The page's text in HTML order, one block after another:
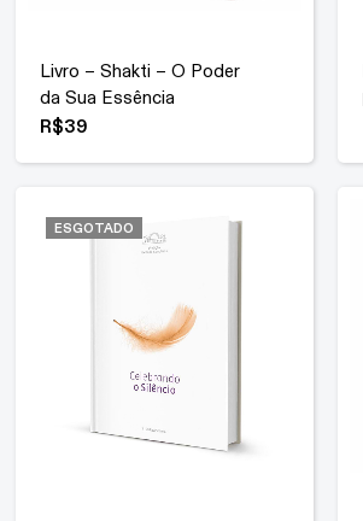
Livro – Shakti – O Poder
da Sua Essência
R$39
ESGOTADO